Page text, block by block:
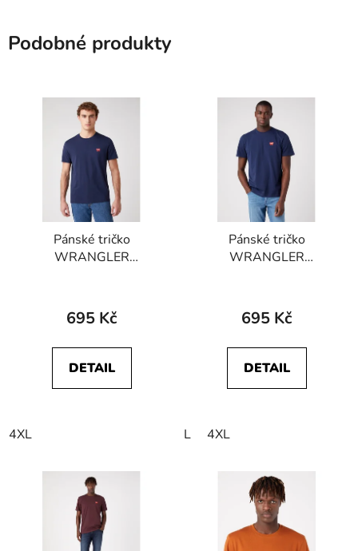
Podobné produkty
Pánské tričko
WRANGLER
695 Kč
DETAIL
4XL
Pánské tričko
WRANGLER
695 Kč
DETAIL
L 4XL